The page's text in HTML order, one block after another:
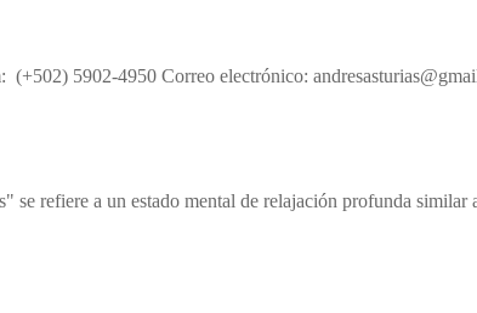
5902-4950 Correo electrónico:
se refiere a un estado mental de relajación profunda similar